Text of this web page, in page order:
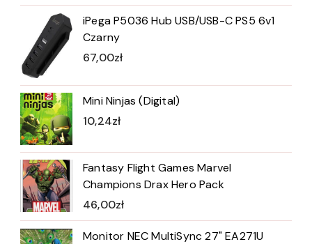
iPega P5036 Hub USB/USB-C PS5 6v1
Czarny
67,00zł
Mini Ninjas (Digital)
10,24zł
Fantasy Flight Games Marvel
Champions Drax Hero Pack
46,00zł
Monitor NEC MultiSync 27" EA271U